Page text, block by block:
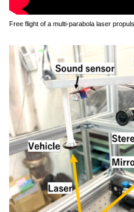
Free flight of a multi-parabola laser